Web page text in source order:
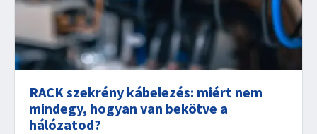
RACK szekrény kábelezés: miért nem
mindegy, hogyan van bekötve a
hálózatod?